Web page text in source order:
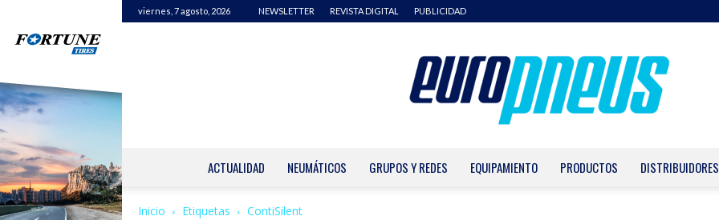
viernes, 7 agosto, 2026 NEWSLETTER REVISTA DIGITAL PUBLICIDAD
ACTUALIDAD NEUMÁTICOS GRUPOS Y REDES EQUIPAMIENTO PRODUCTOS DISTRIBUIDORES
Inicio Etiquetas ContiSilent